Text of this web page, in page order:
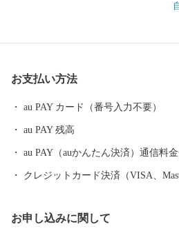
照らす景色、冬景色、春の芝桜の景色
多くの特産品があります。また、最近
ように、桃太郎伝説が残る鬼飛山、八
辺町へ来ていただけることをお待ちし
お支払い方法
au PAY カード（番号入力不要）
au PAY 残高
au PAY（auかんたん決済）通信料
クレジットカード決済（VISA、
お申し込みに関して